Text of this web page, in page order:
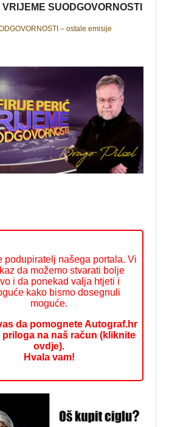
SUODGOVORNOSTI
– ostale emisije
podupiratelj našega portala. Vi
da možemo stvarati bolje
i da ponekad valja htjeti i
kako bismo dosegnuli
moguće.
da pomognete Autograf.hr
priloga na naš račun (kliknite
ovdje).
Hvala vam!